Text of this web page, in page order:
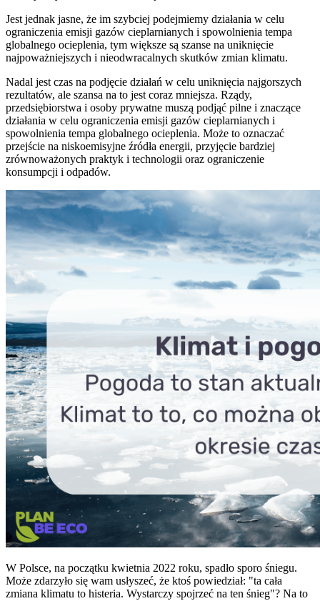
Jest jednak jasne, że im szybciej podejmiemy działania w celu
ograniczenia emisji gazów cieplarnianych i spowolnienia tempa
globalnego ocieplenia, tym większe są szanse na uniknięcie
najpoważniejszych i nieodwracalnych skutków zmian klimatu.
Nadal jest czas na podjęcie działań w celu uniknięcia najgorszych
rezultatów, ale szansa na to jest coraz mniejsza. Rządy,
przedsiębiorstwa i osoby prywatne muszą podjąć pilne i znaczące
działania w celu ograniczenia emisji gazów cieplarnianych i
spowolnienia tempa globalnego ocieplenia. Może to oznaczać
przejście na niskoemisyjne źródła energii, przyjęcie bardziej
zrównoważonych praktyk i technologii oraz ograniczenie
konsumpcji i odpadów.
W Polsce, na początku kwietnia 2022 roku, spadło sporo śniegu.
Może zdarzyło się wam usłyszeć, że ktoś powiedział: "ta cała
zmiana klimatu to histeria. Wystarczy spojrzeć na ten śnieg"? Na to